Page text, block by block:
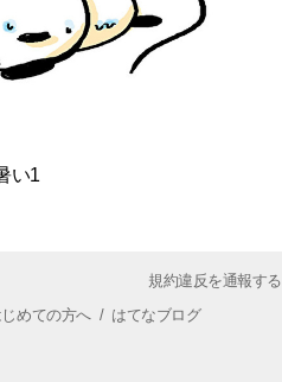
い1
規約違反を通報する
じめての方へ/ はてなブログ